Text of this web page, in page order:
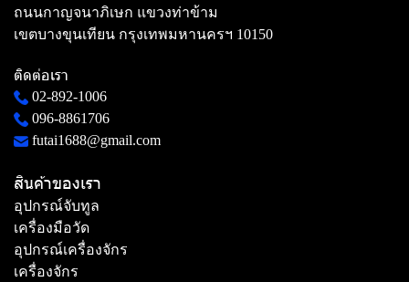
ถนนกาญจนาภิเษก แขวงท่าข้าม
เขตบางขุนเทียน กรุงเทพมหานครฯ 10150
ติดต่อเรา
02-892-1006
096-8861706
futai1688@gmail.com
สินค้าของเรา
อุปกรณ์จับทูล
เครื่องมือวัด
อุปกรณ์เครื่องจักร
เครื่องจักร